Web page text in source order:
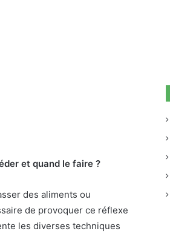
et quand le faire ?
des aliments ou
de provoquer ce réflexe
les diverses techniques